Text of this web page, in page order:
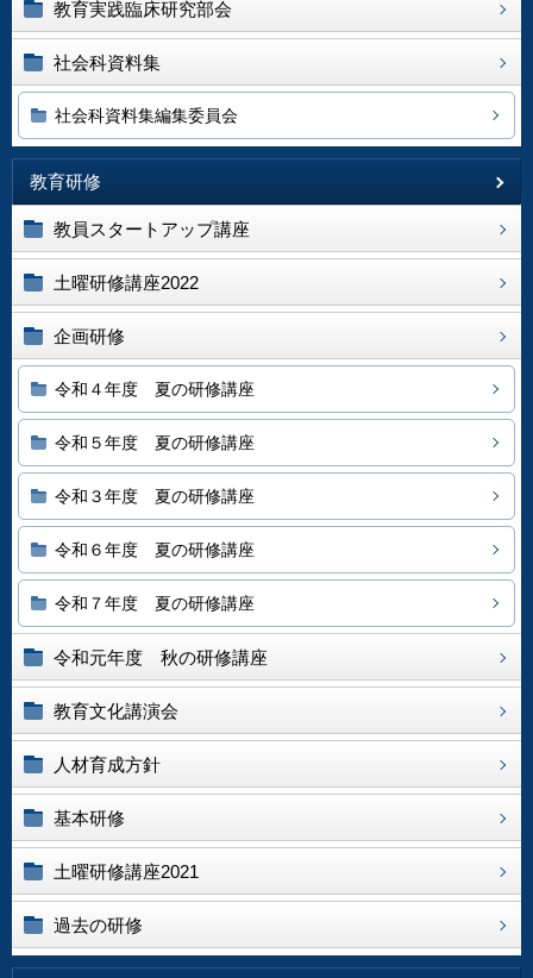
教育実践臨床研究部会
社会科資料集
社会科資料集編集委員会
教育研修
教員スタートアップ講座
土曜研修講座2022
企画研修
令和４年度 夏の研修講座
令和５年度 夏の研修講座
令和３年度 夏の研修講座
令和６年度 夏の研修講座
令和７年度 夏の研修講座
令和元年度 秋の研修講座
教育文化講演会
人材育成方針
基本研修
土曜研修講座2021
過去の研修